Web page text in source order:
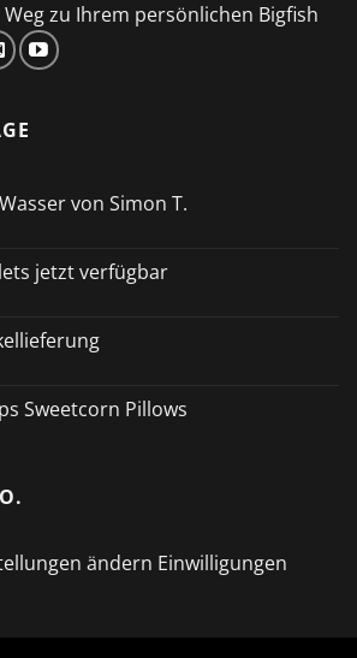
zu Ihrem persönlichen Bigfish
von Simon T.
jetzt verfügbar
Sweetcorn Pillows
ändern Einwilligungen